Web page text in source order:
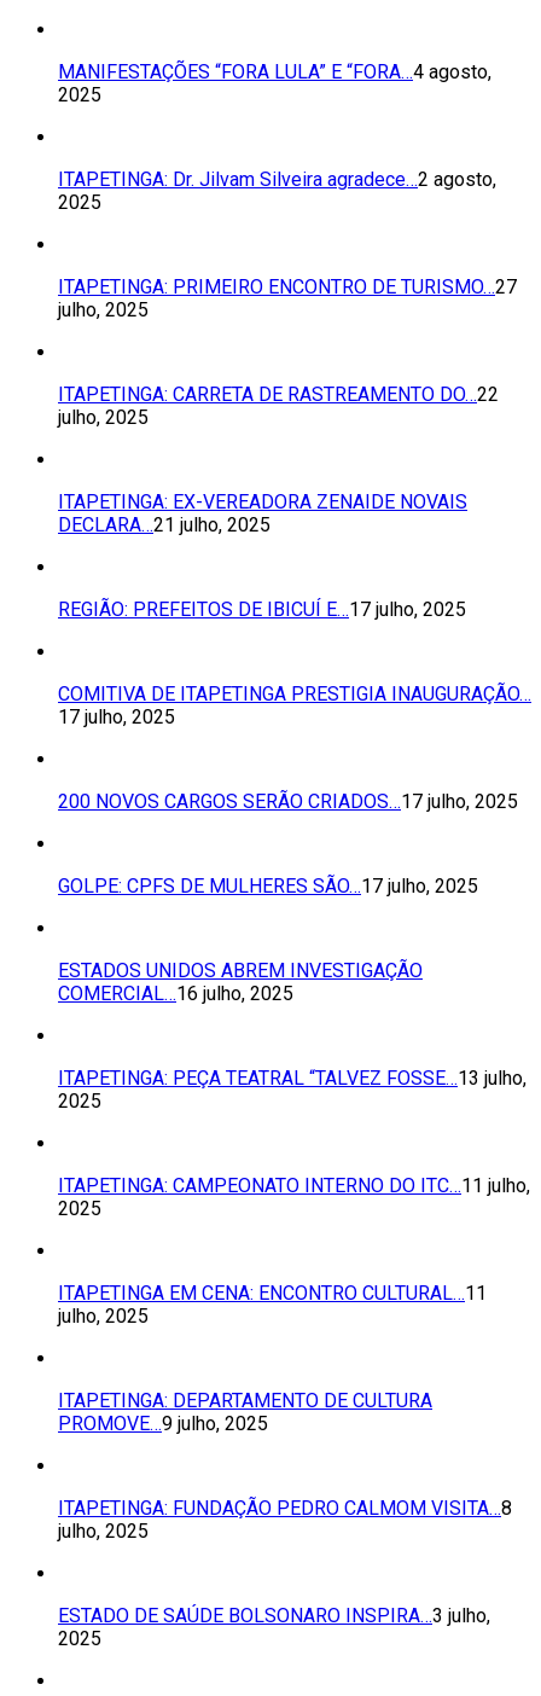
MANIFESTAÇÕES “FORA LULA” E “FORA…4 agosto,
2025
ITAPETINGA: Dr. Jilvam Silveira agradece…2 agosto,
2025
ITAPETINGA: PRIMEIRO ENCONTRO DE TURISMO…27
julho, 2025
ITAPETINGA: CARRETA DE RASTREAMENTO DO…22
julho, 2025
ITAPETINGA: EX-VEREADORA ZENAIDE NOVAIS
DECLARA…21 julho, 2025
REGIÃO: PREFEITOS DE IBICUÍ E…17 julho, 2025
COMITIVA DE ITAPETINGA PRESTIGIA INAUGURAÇÃO…
17 julho, 2025
200 NOVOS CARGOS SERÃO CRIADOS…17 julho, 2025
GOLPE: CPFS DE MULHERES SÃO…17 julho, 2025
ESTADOS UNIDOS ABREM INVESTIGAÇÃO
COMERCIAL…16 julho, 2025
ITAPETINGA: PEÇA TEATRAL “TALVEZ FOSSE…13 julho,
2025
ITAPETINGA: CAMPEONATO INTERNO DO ITC…11 julho,
2025
ITAPETINGA EM CENA: ENCONTRO CULTURAL…11
julho, 2025
ITAPETINGA: DEPARTAMENTO DE CULTURA
PROMOVE…9 julho, 2025
ITAPETINGA: FUNDAÇÃO PEDRO CALMOM VISITA…8
julho, 2025
ESTADO DE SAÚDE BOLSONARO INSPIRA…3 julho,
2025